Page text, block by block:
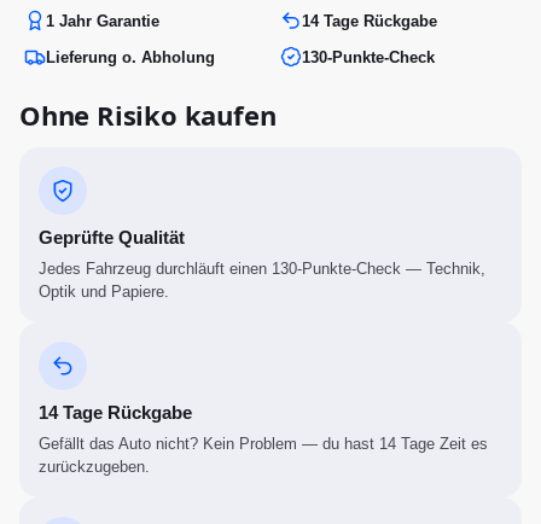
1 Jahr Garantie
14 Tage Rückgabe
Lieferung o. Abholung
130-Punkte-Check
Ohne Risiko kaufen
Geprüfte Qualität
Jedes Fahrzeug durchläuft einen 130-Punkte-Check — Technik,
Optik und Papiere.
14 Tage Rückgabe
Gefällt das Auto nicht? Kein Problem — du hast 14 Tage Zeit es
zurückzugeben.